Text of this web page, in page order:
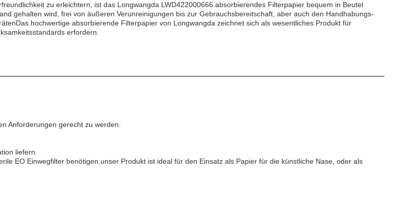
zu erleichtern, ist das Longwangda LWD422000666 absorbierendes Filterpapier bequem in Beutel
gehalten wird, frei von äußeren Verunreinigungen bis zur Gebrauchsbereitschaft, aber auch den Handhabungs-
hochwertige absorbierende Filterpapier von Longwangda zeichnet sich als wesentliches Produkt für
erfordern.
Anforderungen gerecht zu werden.
liefern.
EO Einwegfilter benötigen.unser Produkt ist ideal für den Einsatz als Papier für die künstliche Nase, oder als